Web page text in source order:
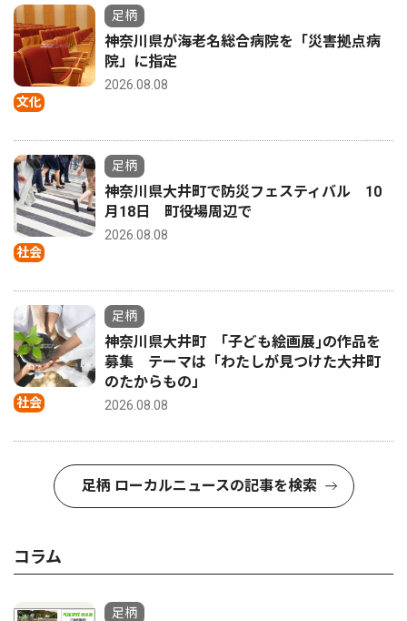
文化
足柄
神奈川県が海老名総合病院を「災害拠点病
院」に指定
2026.08.08
社会
足柄
神奈川県大井町で防災フェスティバル 10
月18日 町役場周辺で
2026.08.08
社会
足柄
神奈川県大井町 ｢子ども絵画展｣の作品を
募集 テーマは「わたしが見つけた大井町
のたからもの」
2026.08.08
足柄 ローカルニュースの記事を検索
コラム
足柄